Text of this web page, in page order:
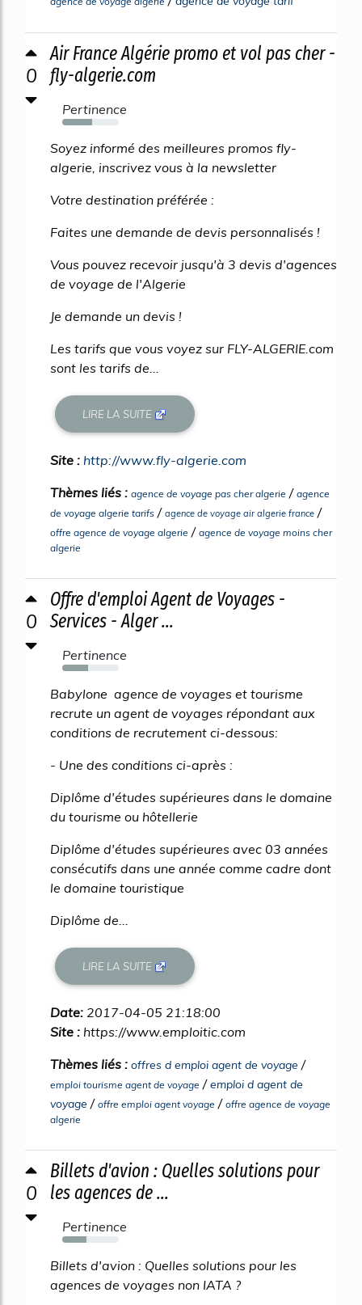
0
Air France Algérie promo et vol pas cher -
fly-algerie.com
Pertinence
53%
Soyez informé des meilleures promos fly-
algerie, inscrivez vous à la newsletter
Votre destination préférée :
Faites une demande de devis personnalisés !
Vous pouvez recevoir jusqu'à 3 devis d'agences
de voyage de l'Algerie
Je demande un devis !
Les tarifs que vous voyez sur FLY-ALGERIE.com
sont les tarifs de...
LIRE LA SUITE
Site : http://www.fly-algerie.com
Thèmes liés : agence de voyage pas cher algerie / agence
de voyage algerie tarifs / agence de voyage air algerie france /
offre agence de voyage algerie / agence de voyage moins cher
algerie
0
Offre d'emploi Agent de Voyages -
Services - Alger ...
Pertinence
45%
Babylone agence de voyages et tourisme
recrute un agent de voyages répondant aux
conditions de recrutement ci-dessous:
- Une des conditions ci-après :
Diplôme d'études supérieures dans le domaine
du tourisme ou hôtellerie
Diplôme d'études supérieures avec 03 années
consécutifs dans une année comme cadre dont
le domaine touristique
Diplôme de...
LIRE LA SUITE
Date: 2017-04-05 21:18:00
Site : https://www.emploitic.com
Thèmes liés : offres d emploi agent de voyage /
emploi tourisme agent de voyage /emploi d agent de
voyage / offre emploi agent voyage / offre agence de voyage
algerie
0
Billets d'avion : Quelles solutions pour
les agences de ...
Pertinence
43%
Billets d'avion : Quelles solutions pour les
agences de voyages non IATA ?